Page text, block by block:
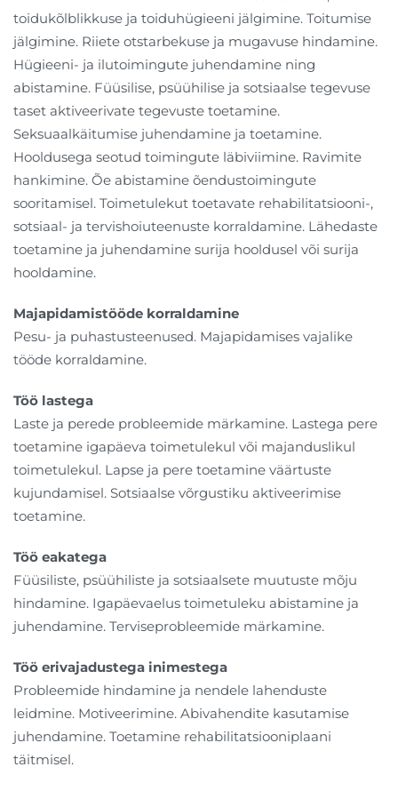
toidukõlblikkuse ja toiduhügieeni jälgimine. Toitumise
jälgimine. Riiete otstarbekuse ja mugavuse hindamine.
Hügieeni- ja ilutoimingute juhendamine ning
abistamine. Füüsilise, psüühilise ja sotsiaalse tegevuse
taset aktiveerivate tegevuste toetamine.
Seksuaalkäitumise juhendamine ja toetamine.
Hooldusega seotud toimingute läbiviimine. Ravimite
hankimine. Õe abistamine õendustoimingute
sooritamisel. Toimetulekut toetavate rehabilitatsiooni-,
sotsiaal- ja tervishoiuteenuste korraldamine. Lähedaste
toetamine ja juhendamine surija hooldusel või surija
hooldamine.
Majapidamistööde korraldamine
Pesu- ja puhastusteenused. Majapidamises vajalike
tööde korraldamine.
Töö lastega
Laste ja perede probleemide märkamine. Lastega pere
toetamine igapäeva toimetulekul või majanduslikul
toimetulekul. Lapse ja pere toetamine väärtuste
kujundamisel. Sotsiaalse võrgustiku aktiveerimise
toetamine.
Töö eakatega
Füüsiliste, psüühiliste ja sotsiaalsete muutuste mõju
hindamine. Igapäevaelus toimetuleku abistamine ja
juhendamine. Terviseprobleemide märkamine.
Töö erivajadustega inimestega
Probleemide hindamine ja nendele lahenduste
leidmine. Motiveerimine. Abivahendite kasutamise
juhendamine. Toetamine rehabilitatsiooniplaani
täitmisel.